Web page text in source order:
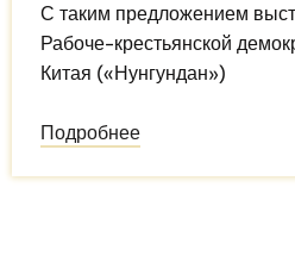
С таким предложением
Рабоче-крестьянской
Китая («Нунгундан»)
Подробнее